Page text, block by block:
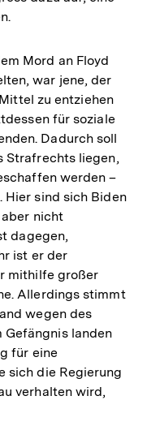
Mord an Floyd
war jene, der
zu entziehen
für soziale
Dadurch soll
Strafrechts liegen,
werden –
Hier sind sich Biden
nicht
dagegen,
ist er der
mithilfe großer
Allerdings stimmt
wegen des
Gefängnis landen
für eine
sich die Regierung
verhalten wird,